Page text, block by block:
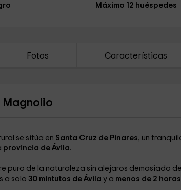
Máximo 12 huéspedes
Fotos Características
Magnolio
se sitúa en Santa Cruz de Pinares, un
provincia de Ávila.
puro de la naturaleza sin alejaros demasiado
a solo 30 mintutos de Ávila y a menos de 2